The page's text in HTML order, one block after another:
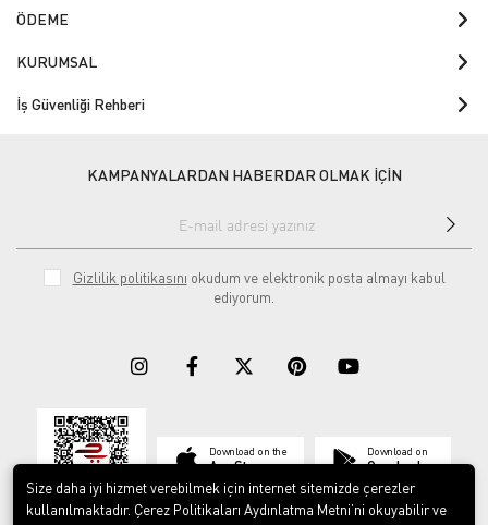
ÖDEME
KURUMSAL
İş Güvenliği Rehberi
KAMPANYALARDAN HABERDAR OLMAK İÇİN
Gizlilik politikasını okudum ve elektronik posta almayı kabul
ediyorum.
Download on the
App Store
Download on
Google play
Size daha iyi hizmet verebilmek için internet sitemizde çerezler
kullanılmaktadır. Çerez Politikaları Aydınlatma Metni’ni okuyabilir ve